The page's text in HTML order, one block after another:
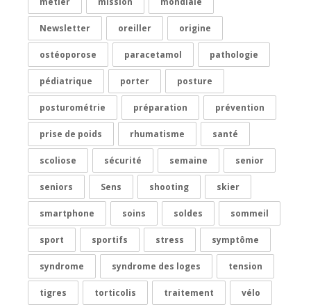
Newsletter oreiller origine
ostéoporose paracetamol pathologie
pédiatrique porter posture
posturométrie préparation prévention
prise de poids rhumatisme santé
scoliose sécurité semaine senior
seniors Sens shooting skier
smartphone soins soldes sommeil
sport sportifs stress symptôme
syndrome syndrome des loges tension
tigres torticolis traitement vélo